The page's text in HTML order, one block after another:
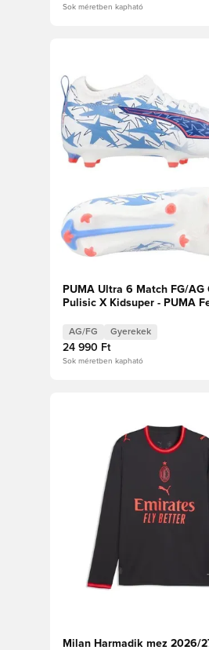
Sok méretben kapható
Megnyit egy modált a
PUMA Ultra 6 Match FG/AG
Pulisic X Kidsuper - PUMA
AG/FG Gyerekek
24 990 Ft
Sok méretben kapható
Megnyit egy modált a
Milan Harmadik mez 2026/